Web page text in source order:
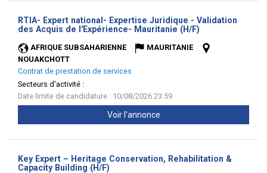
RTIA- Expert national- Expertise Juridique - Validation
des Acquis de l'Expérience- Mauritanie (H/F)
AFRIQUE SUBSAHARIENNE
MAURITANIE
NOUAKCHOTT
Contrat de prestation de services
Secteurs d'activité :
Date limite de candidature : 10/08/2026 23:59
Voir l'annonce
Key Expert – Heritage Conservation, Rehabilitation &
Capacity Building (H/F)